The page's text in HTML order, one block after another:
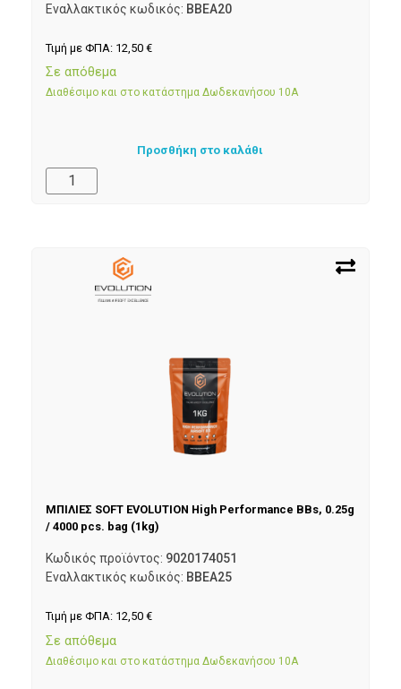
Εναλλακτικός κωδικός: BBEA20
Τιμή με ΦΠΑ: 12,50 €
Σε απόθεμα
Διαθέσιμο και στο κατάστημα Δωδεκανήσου 10Α
Προσθήκη στο καλάθι
ΜΠΙΛΙΕΣ SOFT EVOLUTION High Performance BBs, 0.25g
/ 4000 pcs. bag (1kg)
Κωδικός προϊόντος: 9020174051
Εναλλακτικός κωδικός: BBEA25
Τιμή με ΦΠΑ: 12,50 €
Σε απόθεμα
Διαθέσιμο και στο κατάστημα Δωδεκανήσου 10Α